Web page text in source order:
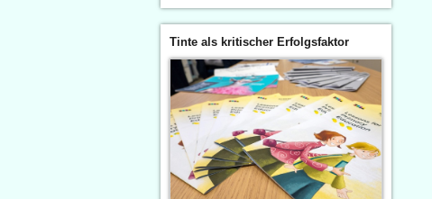
Tinte als kritischer Erfolgsfaktor